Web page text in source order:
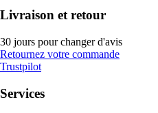
Livraison et retour
30 jours pour changer d'avis
Retournez votre commande
Trustpilot
Services